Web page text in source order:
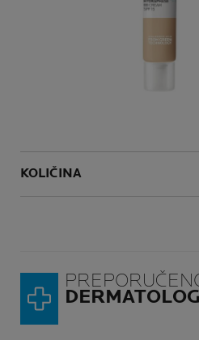
KOLIČINA